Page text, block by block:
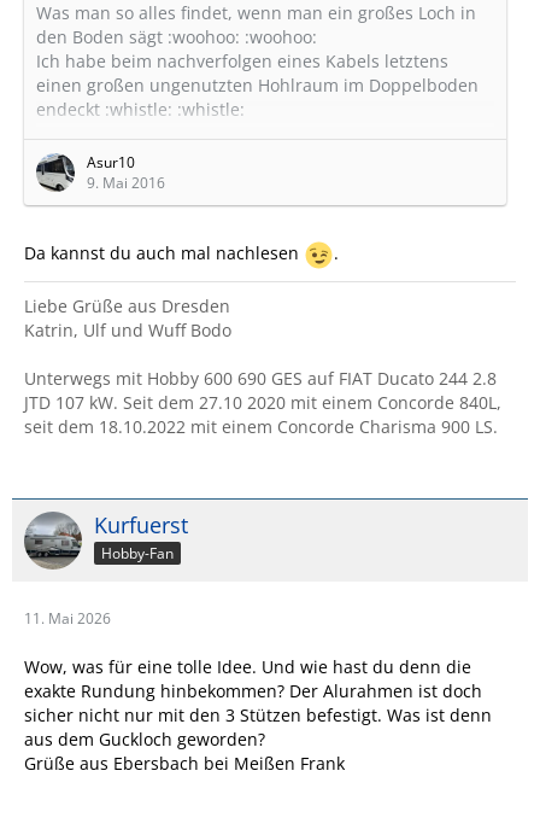
Was man so alles findet, wenn man ein großes Loch in
den Boden sägt :woohoo: :woohoo:
Ich habe beim nachverfolgen eines Kabels letztens
einen großen ungenutzten Hohlraum im Doppelboden
endeckt :whistle: :whistle:
Also Stichsäge ausgepackt und ein großes Loch in den
Boden gesägt. Und siehe da der neue Stauraum ist
950x800x210 mm groß B) B)
Morgen schnell noch einen Rahmen gefertigt und
hobby-wohnmobilforum.de/attachment/6851/
…
Asur10
9. Mai 2016
Da kannst du auch mal nachlesen .
Liebe Grüße aus Dresden
Katrin, Ulf und Wuff Bodo
Unterwegs mit Hobby 600 690 GES auf FIAT Ducato 244 2.8
JTD 107 kW. Seit dem 27.10 2020 mit einem Concorde 840L,
seit dem 18.10.2022 mit einem Concorde Charisma 900 LS.
Kurfuerst
Hobby-Fan
11. Mai 2026
Wow, was für eine tolle Idee. Und wie hast du denn die
exakte Rundung hinbekommen? Der Alurahmen ist doch
sicher nicht nur mit den 3 Stützen befestigt. Was ist denn
aus dem Guckloch geworden?
Grüße aus Ebersbach bei Meißen Frank